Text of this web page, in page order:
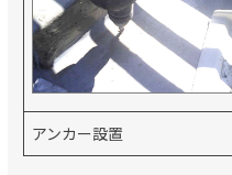
アンカー設置